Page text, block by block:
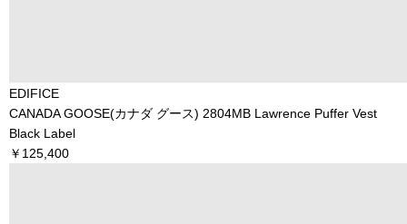
EDIFICE
CANADA GOOSE(カナダ グース) 2804MB Lawrence Puffer Vest
Black Label
￥125,400